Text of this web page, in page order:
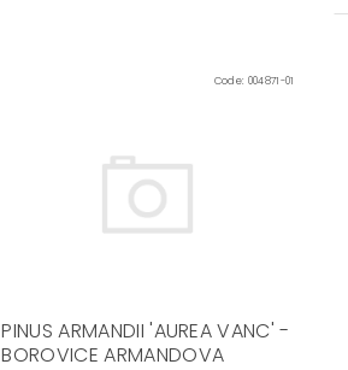
Code: 004871-01
PINUS ARMANDII 'AUREA VANC' -
BOROVICE ARMANDOVA